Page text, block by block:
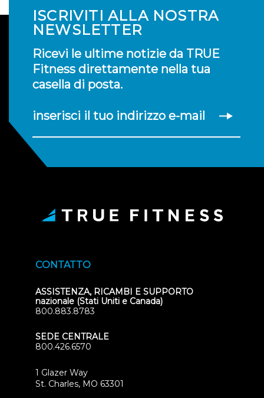
ISCRIVITI ALLA NOSTRA
NEWSLETTER
Ricevi le ultime notizie da TRUE
Fitness direttamente nella tua
casella di posta.
inserisci il tuo indirizzo e-mail
CONTATTO
ASSISTENZA, RICAMBI E SUPPORTO
nazionale (Stati Uniti e Canada)
800.883.8783
SEDE CENTRALE
800.426.6570
1 Glazer Way
St. Charles, MO 63301